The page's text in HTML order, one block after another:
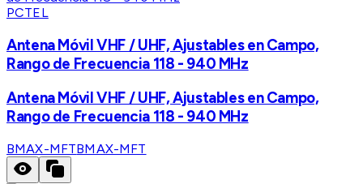
PCTEL
Antena Móvil VHF / UHF, Ajustables en Campo,
Rango de Frecuencia 118 - 940 MHz
Antena Móvil VHF / UHF, Ajustables en Campo,
Rango de Frecuencia 118 - 940 MHz
BMAX-MFTBMAX-MFT